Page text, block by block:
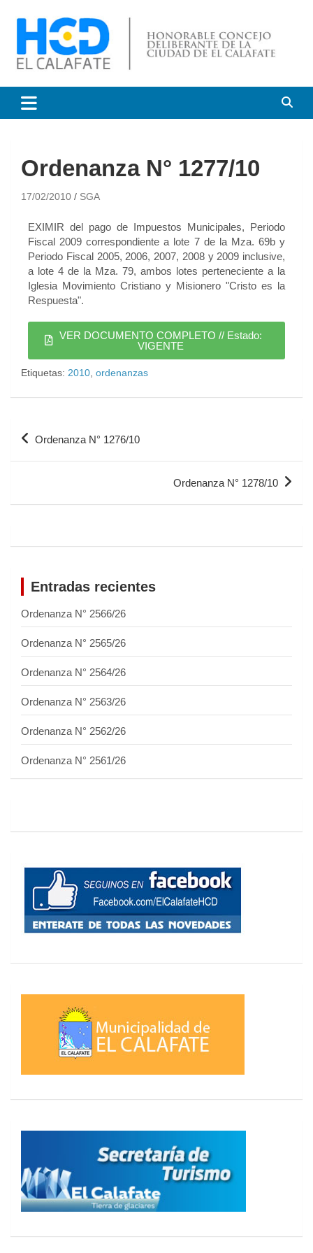
Honorable Concejo
Deliberante de El Calafate
Ordenanza N° 1277/10
17/02/2010 SGA
EXIMIR del pago de Impuestos Municipales, Periodo
Fiscal 2009 correspondiente a lote 7 de la Mza. 69b y
Periodo Fiscal 2005, 2006, 2007, 2008 y 2009 inclusive,
a lote 4 de la Mza. 79, ambos lotes perteneciente a la
Iglesia Movimiento Cristiano y Misionero "Cristo es la
Respuesta".
VER DOCUMENTO COMPLETO // Estado:
VIGENTE
Etiquetas: 2010 ordenanzas
Ordenanza N° 1276/10
Ordenanza N° 1278/10
Entradas recientes
Ordenanza N° 2566/26
Ordenanza N° 2565/26
Ordenanza N° 2564/26
Ordenanza N° 2563/26
Ordenanza N° 2562/26
Ordenanza N° 2561/26